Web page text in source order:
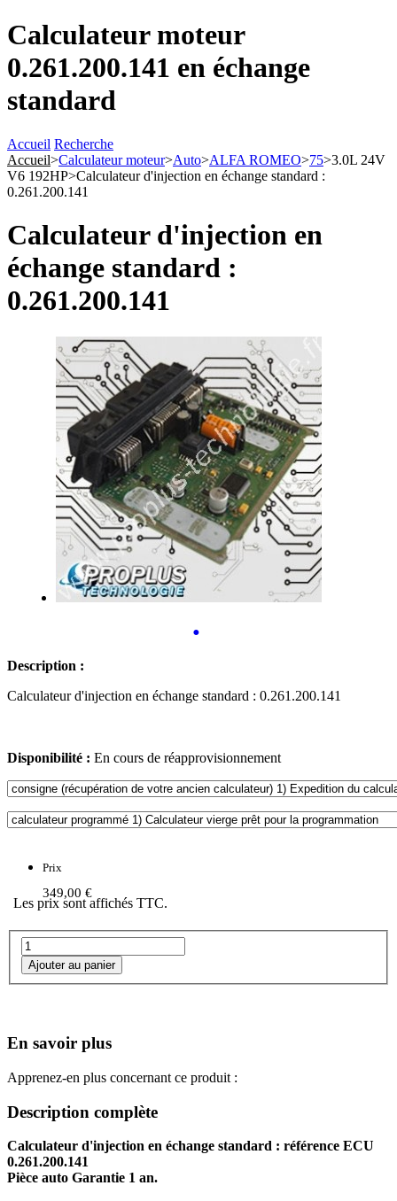
Calculateur moteur
0.261.200.141 en échange
standard
Accueil Recherche
Accueil>Calculateur moteur>Auto>ALFA ROMEO>75>3.0L 24V
V6 192HP>Calculateur d'injection en échange standard :
0.261.200.141
Calculateur d'injection en
échange standard :
0.261.200.141
•
Description :
Calculateur d'injection en échange standard : 0.261.200.141
Disponibilité : En cours de réapprovisionnement
Prix
349,00 €
Les prix sont affichés TTC.
En savoir plus
Apprenez-en plus concernant ce produit :
Description complète
Calculateur d'injection en échange standard : référence ECU
0.261.200.141
Pièce auto Garantie 1 an.